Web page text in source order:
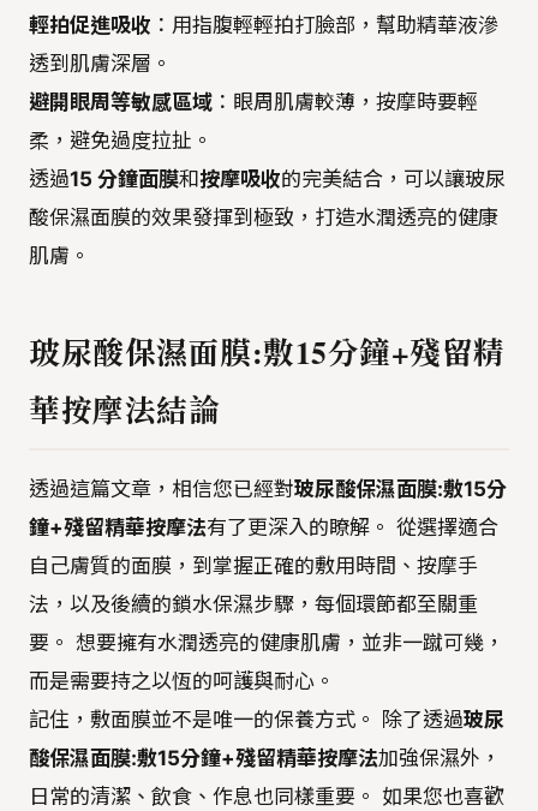
輕拍促進吸收 ：用指腹輕輕拍打臉部，幫助精華液滲
透到肌膚深層。
避開眼周等敏感區域 ：眼周肌膚較薄，按摩時要輕
柔，避免過度拉扯。
透過15 分鐘面膜和按摩吸收的完美結合，可以讓玻尿
酸保濕面膜的效果發揮到極致，打造水潤透亮的健康
肌膚。
玻尿酸保濕面膜:敷15分鐘+殘留精
華按摩法結論
透過這篇文章，相信您已經對玻尿酸保濕面膜:敷15分
鐘+殘留精華按摩法有了更深入的瞭解。 從選擇適合
自己膚質的面膜，到掌握正確的敷用時間、按摩手
法，以及後續的鎖水保濕步驟，每個環節都至關重
要。 想要擁有水潤透亮的健康肌膚，並非一蹴可幾，
而是需要持之以恆的呵護與耐心。
記住，敷面膜並不是唯一的保養方式。 除了透過玻尿
酸保濕面膜:敷15分鐘+殘留精華按摩法加強保濕外，
日常的清潔、飲食、作息也同樣重要。 如果您也喜歡